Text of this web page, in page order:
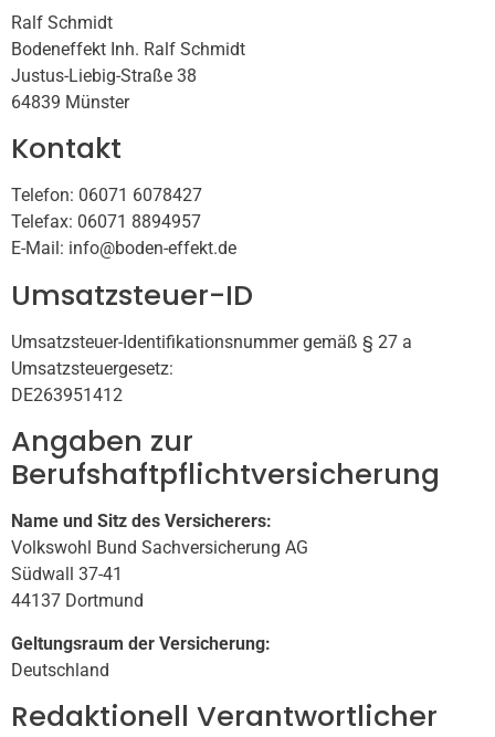
Ralf Schmidt
Bodeneffekt Inh. Ralf Schmidt
Justus-Liebig-Straße 38
64839 Münster
Kontakt
Telefon: 06071 6078427
Telefax: 06071 8894957
E-Mail: info@boden-effekt.de
Umsatzsteuer-ID
Umsatzsteuer-Identifikationsnummer gemäß § 27 a
Umsatzsteuergesetz:
DE263951412
Angaben zur
Berufshaftpflichtversicherung
Name und Sitz des Versicherers:
Volkswohl Bund Sachversicherung AG
Südwall 37-41
44137 Dortmund
Geltungsraum der Versicherung:
Deutschland
Redaktionell Verantwortlicher